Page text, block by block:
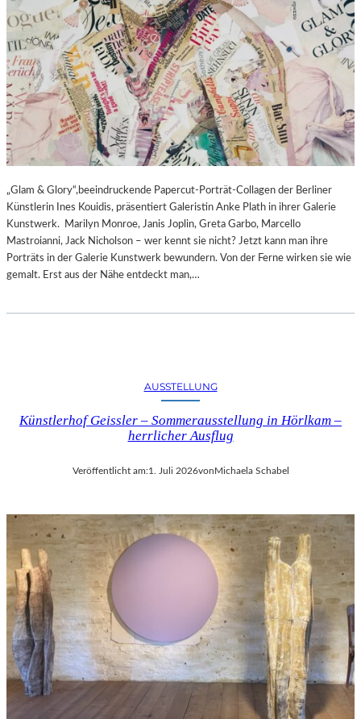
„Glam & Glory“,beeindruckende Papercut-Porträt-Collagen der Berliner
Künstlerin Ines Kouidis, präsentiert Galeristin Anke Plath in ihrer Galerie
Kunstwerk. Marilyn Monroe, Janis Joplin, Greta Garbo, Marcello
Mastroianni, Jack Nicholson – wer kennt sie nicht? Jetzt kann man ihre
Porträts in der Galerie Kunstwerk bewundern. Von der Ferne wirken sie wie
gemalt. Erst aus der Nähe entdeckt man,…
AUSSTELLUNG
Künstlerhof Geissler – Sommerausstellung in Hörlkam –
herrlicher Ausflug
Veröffentlicht am:1. Juli 2026von Michaela Schabel